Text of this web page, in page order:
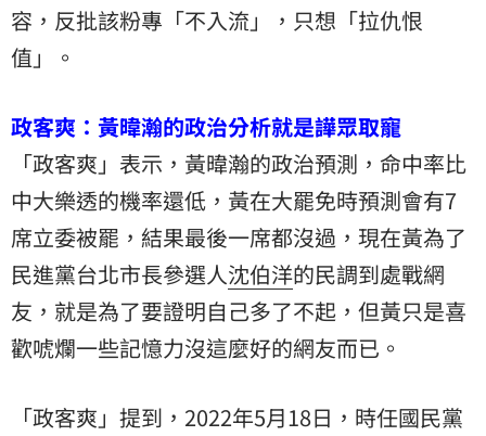
容，反批該粉專「不入流」，只想「拉仇恨
值」。
政客爽：黃暐瀚的政治分析就是譁眾取寵
「政客爽」表示，黃暐瀚的政治預測，命中率比
中大樂透的機率還低，黃在大罷免時預測會有7
席立委被罷，結果最後一席都沒過，現在黃為了
民進黨台北市長參選人沈伯洋的民調到處戰網
友，就是為了要證明自己多了不起，但黃只是喜
歡唬爛一些記憶力沒這麼好的網友而已。
「政客爽」提到，2022年5月18日，時任國民黨